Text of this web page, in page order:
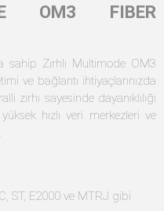
OM3 FIBER
sahip Zırhlı Multimode OM3
ve bağlantı ihtiyaçlarınızda
zırhı sayesinde dayanıklılığı
hızlı veri merkezleri ve
ST, E2000 ve MTRJ gibi